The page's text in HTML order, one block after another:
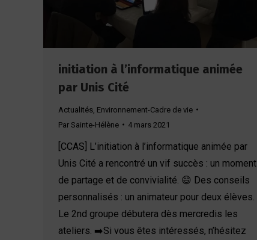
initiation à l’informatique animée
par Unis Cité
Actualités Environnement-Cadre de vie
Par Sainte-Hélène 4 mars 2021
[CCAS] L’initiation à l’informatique animée par
Unis Cité a rencontré un vif succès : un moment
de partage et de convivialité. 😄 Des conseils
personnalisés : un animateur pour deux élèves.
Le 2nd groupe débutera dès mercredis les
ateliers. ➡️Si vous êtes intéressés, n’hésitez